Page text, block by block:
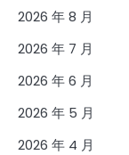
2026 年 8 月
2026 年 7 月
2026 年 6 月
2026 年 5 月
2026 年 4 月